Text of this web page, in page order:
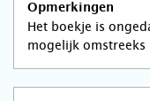
Opmerkingen
Het boekje is
mogelijk omstreeks